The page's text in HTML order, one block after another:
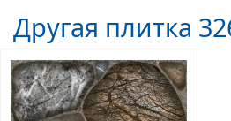
Другая плитка